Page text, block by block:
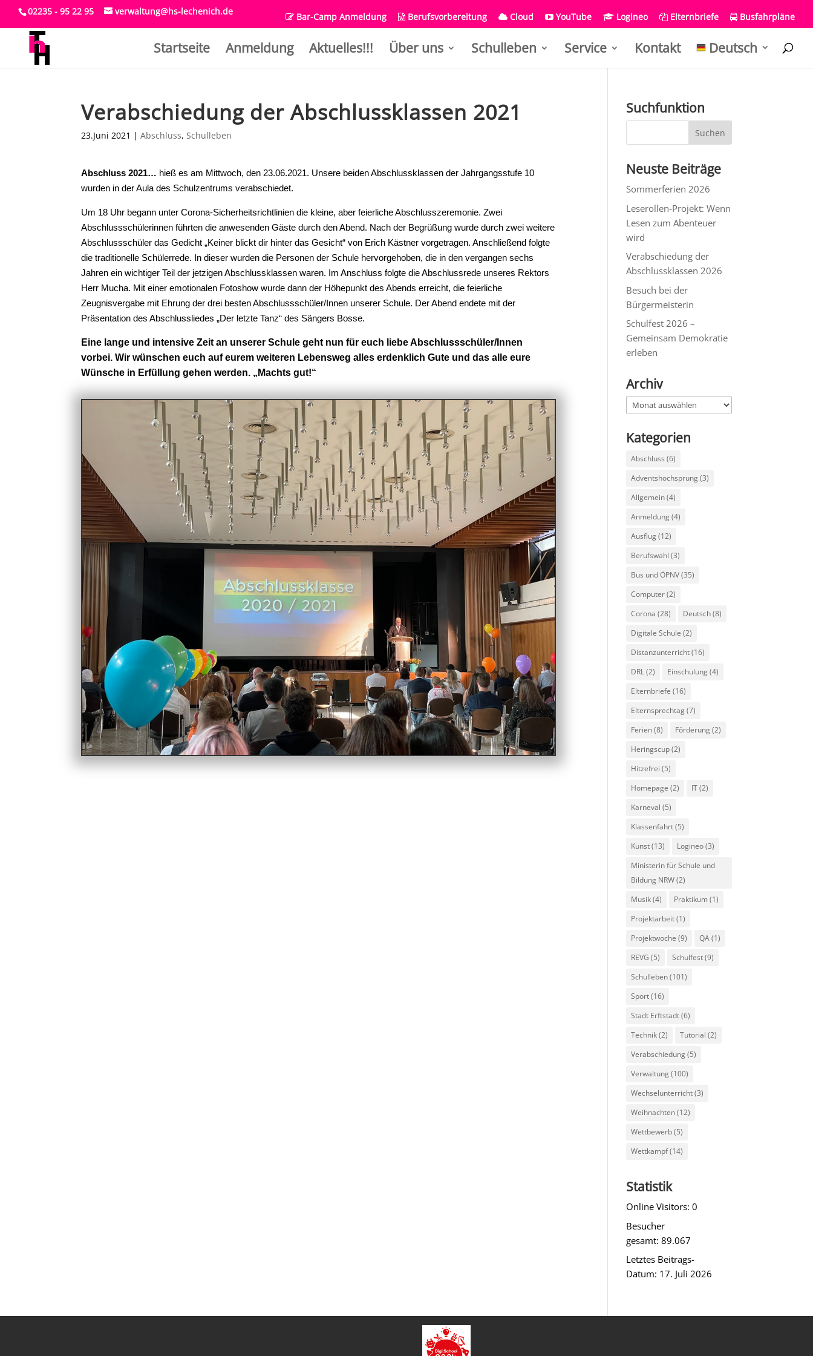
02235 - 95 22 95 verwaltung@hs-lechenich.de Bar-Camp Anmeldung Berufsvorbereitung Cloud YouTube Logineo Elternbriefe Busfahrpläne
Startseite Anmeldung Aktuelles!!! Über uns Schulleben Service Kontakt Deutsch
Verabschiedung der Abschlussklassen 2021
23.Juni 2021 |Abschluss,Schulleben
Abschluss 2021… hieß es am Mittwoch, den 23.06.2021. Unsere beiden Abschlussklassen der Jahrgangsstufe 10
wurden in der Aula des Schulzentrums verabschiedet.
Um 18 Uhr begann unter Corona-Sicherheitsrichtlinien die kleine, aber feierliche Abschlusszeremonie. Zwei
Abschlussschülerinnen führten die anwesenden Gäste durch den Abend. Nach der Begrüßung wurde durch zwei weitere
Abschlussschüler das Gedicht „Keiner blickt dir hinter das Gesicht“ von Erich Kästner vorgetragen. Anschließend folgte
die traditionelle Schülerrede. In dieser wurden die Personen der Schule hervorgehoben, die in den vergangen sechs
Jahren ein wichtiger Teil der jetzigen Abschlussklassen waren. Im Anschluss folgte die Abschlussrede unseres Rektors
Herr Mucha. Mit einer emotionalen Fotoshow wurde dann der Höhepunkt des Abends erreicht, die feierliche
Zeugnisvergabe mit Ehrung der drei besten Abschlussschüler/Innen unserer Schule. Der Abend endete mit der
Präsentation des Abschlussliedes „Der letzte Tanz“ des Sängers Bosse.
Eine lange und intensive Zeit an unserer Schule geht nun für euch liebe Abschlussschüler/Innen
vorbei. Wir wünschen euch auf eurem weiteren Lebensweg alles erdenklich Gute und das alle eure
Wünsche in Erfüllung gehen werden. „Machts gut!“
Suchfunktion
Neuste Beiträge
Sommerferien 2026
Leserollen-Projekt: Wenn
Lesen zum Abenteuer
wird
Verabschiedung der
Abschlussklassen 2026
Besuch bei der
Bürgermeisterin
Schulfest 2026 –
Gemeinsam Demokratie
erleben
Archiv
Archiv
Kategorien
Abschluss (6)
Adventshochsprung(3)
Allgemein(4)
Anmeldung(4)
Ausflug(12)
Berufswahl (3)
Bus und ÖPNV(35)
Computer(2)
Corona (28) Deutsch(8)
Digitale Schule (2)
Distanzunterricht(16)
DRL(2) Einschulung(4)
Elternbriefe (16)
Elternsprechtag(7)
Ferien(8) Förderung(2)
Heringscup(2)
Hitzefrei (5)
Homepage (2) IT(2)
Karneval (5)
Klassenfahrt(5)
Kunst(13) Logineo(3)
Ministerin für Schule und
Bildung NRW(2)
Musik(4) Praktikum (1)
Projektarbeit(1)
Projektwoche (9) QA(1)
REVG (5) Schulfest(9)
Schulleben(101)
Sport(16)
Stadt Erftstadt(6)
Technik(2) Tutorial (2)
Verabschiedung(5)
Verwaltung(100)
Wechselunterricht(3)
Weihnachten(12)
Wettbewerb(5)
Wettkampf(14)
Statistik
Online Visitors:0
Besucher
gesamt:89.067
Letztes Beitrags-
Datum: 17. Juli 2026